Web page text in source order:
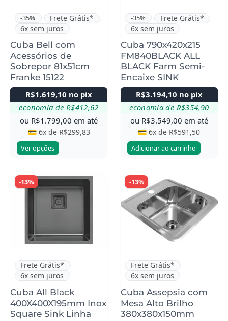
-35%
Frete Grátis*
6x sem juros
Cuba Bell com
Acessórios de
Sobrepor 81x51cm
Franke 15122
R$1.619,10 no pix
economia de R$412,62
ou R$1.799,00 em até
💳 6x de R$299,83
Ver opções
podem
ser
escolhidas
na
página
do
produto
-35%
Frete Grátis*
6x sem juros
Cuba 790x420x215
FM840BLACK ALL
BLACK Farm Semi-
Encaixe SINK
R$3.194,10 no pix
economia de R$354,90
ou R$3.549,00 em até
💳 6x de R$591,50
Adicionar ao carrinho
-13%
Frete Grátis*
6x sem juros
Cuba All Black
400X400X195mm Inox
Square Sink Linha
-13%
Frete Grátis*
6x sem juros
Cuba Assepsia com
Mesa Alto Brilho
380x380x150mm